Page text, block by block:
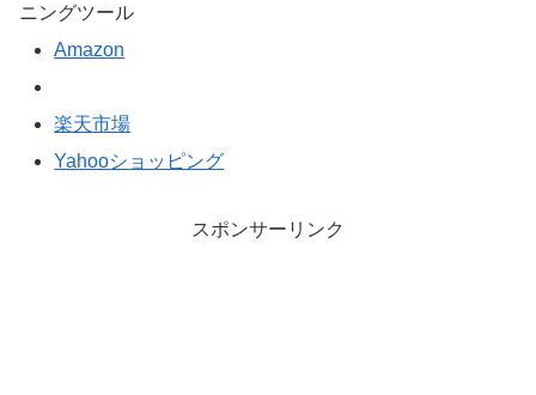
ニングツール
Amazon
楽天市場
Yahooショッピング
スポンサーリンク